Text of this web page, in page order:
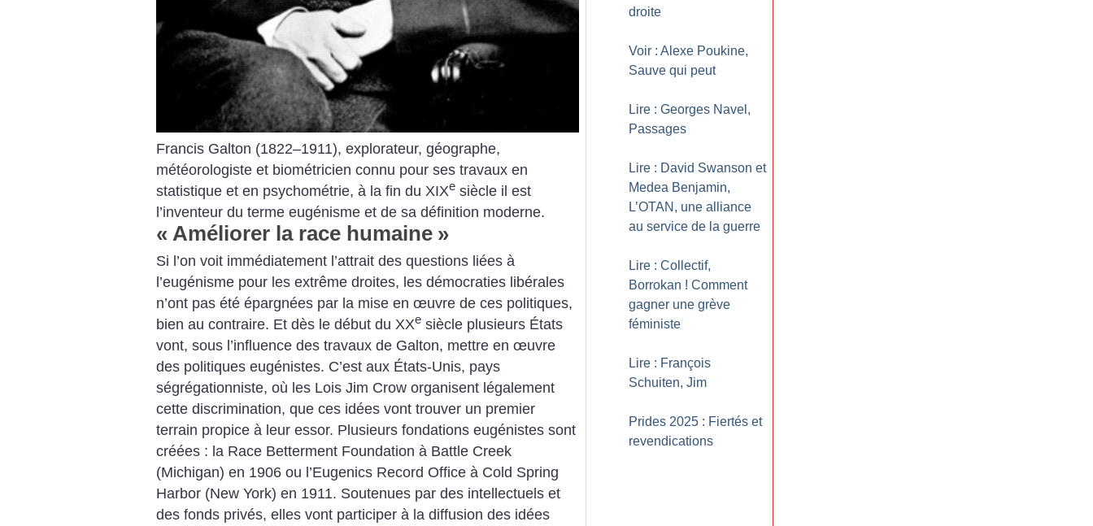
Francis Galton (1822–1911), explorateur, géographe,
météorologiste et biométricien connu pour ses travaux en
statistique et en psychométrie, à la fin du XIXe siècle il est
l’inventeur du terme eugénisme et de sa définition moderne.
« Améliorer la race humaine »
Si l’on voit immédiatement l’attrait des questions liées à
l’eugénisme pour les extrême droites, les démocraties libérales
n’ont pas été épargnées par la mise en œuvre de ces politiques,
bien au contraire. Et dès le début du XXe siècle plusieurs États
vont, sous l’influence des travaux de Galton, mettre en œuvre
des politiques eugénistes. C’est aux États-Unis, pays
ségrégationniste, où les Lois Jim Crow organisent légalement
cette discrimination, que ces idées vont trouver un premier
terrain propice à leur essor. Plusieurs fondations eugénistes sont
créées : la Race Betterment Foundation à Battle Creek
(Michigan) en 1906 ou l’Eugenics Record Office à Cold Spring
Harbor (New York) en 1911. Soutenues par des intellectuels et
des fonds privés, elles vont participer à la diffusion des idées
droite
Voir : Alexe Poukine,
Sauve qui peut
Lire : Georges Navel,
Passages
Lire : David Swanson et
Medea Benjamin,
L’OTAN, une alliance
au service de la guerre
Lire : Collectif,
Borrokan ! Comment
gagner une grève
féministe
Lire : François
Schuiten, Jim
Prides 2025 : Fiertés et
revendications